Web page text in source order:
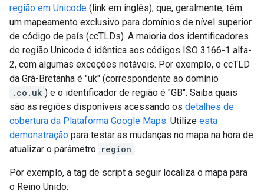
região em Unicode (link em inglês), que, geralmente, têm
um mapeamento exclusivo para domínios de nível superior
de código de país (ccTLDs). A maioria dos identificadores
de região Unicode é idêntica aos códigos ISO 3166-1 alfa-
2, com algumas exceções notáveis. Por exemplo, o ccTLD
da Grã-Bretanha é "uk" (correspondente ao domínio
.co.uk ) e o identificador de região é "GB". Saiba quais
são as regiões disponíveis acessando os detalhes de
cobertura da Plataforma Google Maps. Utilize esta
demonstração para testar as mudanças no mapa na hora de
atualizar o parâmetro region .
Por exemplo, a tag de script a seguir localiza o mapa para
o Reino Unido: